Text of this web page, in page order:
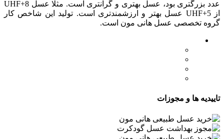
عدد بزرگتری بود، عسل بهتری و گرانتری است. مثلا عسل UHF+8
از UHF+5 عسل بهتر و ارزشمندتری است. تولید این شاخص کار
گروه تخصصی عسل هانی مون است.
تاییدیه ها و مجوزات